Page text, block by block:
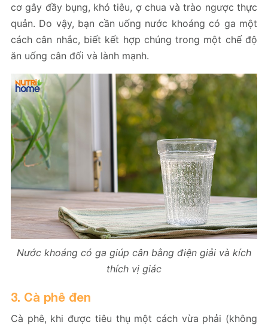
cơ gây đầy bụng, khó tiêu, ợ chua và trào ngược thực
quản. Do vậy, bạn cần uống nước khoáng có ga một
cách cân nhắc, biết kết hợp chúng trong một chế độ
ăn uống cân đối và lành mạnh.
Nước khoáng có ga giúp cân bằng điện giải và kích
thích vị giác
3. Cà phê đen
Cà phê, khi được tiêu thụ một cách vừa phải (không